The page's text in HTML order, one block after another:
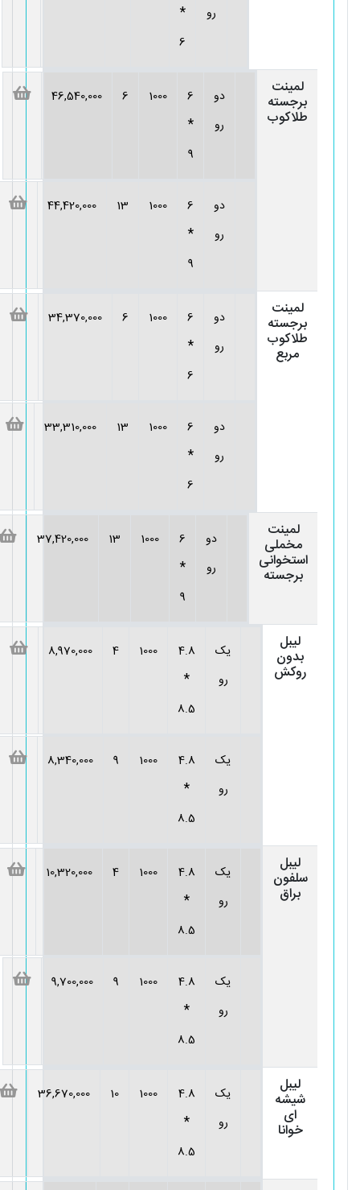
رو
*
6
لمینت
برجسته
طلاکوب
دو
رو
6
*
9
1000
6
46,540,000
دو
رو
6
*
9
1000
13
44,420,000
لمینت
برجسته
طلاکوب
مربع
دو
رو
6
*
6
1000
6
34,370,000
دو
رو
6
*
6
1000
13
33,310,000
لمینت
مخملی
استخوانی
برجسته
دو
رو
6
*
9
1000
13
37,420,000
لیبل
بدون
روکش
یک
رو
4.8
*
8.5
1000
4
8,970,000
یک
رو
4.8
*
8.5
1000
9
8,340,000
لیبل
سلفون
براق
یک
رو
4.8
*
8.5
1000
4
10,320,000
یک
رو
4.8
*
8.5
1000
9
9,700,000
لیبل
شیشه
ای
خوانا
یک
رو
4.8
*
8.5
1000
10
36,670,000